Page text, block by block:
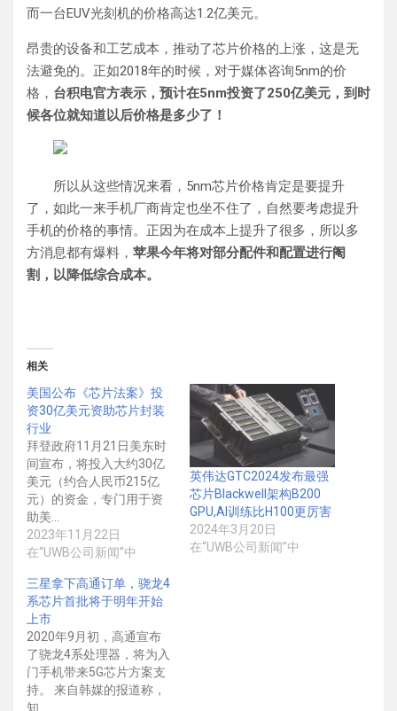
而一台EUV光刻机的价格高达1.2亿美元。
昂贵的设备和工艺成本，推动了芯片价格的上涨，这是无
法避免的。正如2018年的时候，对于媒体咨询5nm的价
格， 台积电官方表示，预计在5nm投资了250亿美元，到时
候各位就知道以后价格是多少了！
所以从这些情况来看，5nm芯片价格肯定是要提升
了，如此一来手机厂商肯定也坐不住了，自然要考虑提升
手机的价格的事情。正因为在成本上提升了很多，所以多
方消息都有爆料， 苹果今年将对部分配件和配置进行阉
割，以降低综合成本。
相关
美国公布《芯片法案》投
资30亿美元资助芯片封装
行业
拜登政府11月21日美东时
间宣布，将投入大约30亿
美元（约合人民币215亿
元）的资金，专门用于资
助美…
2023年11月22日
在“UWB公司新闻”中
英伟达GTC2024发布最强
芯片Blackwell架构B200
GPU,AI训练比H100更厉害
2024年3月20日
在“UWB公司新闻”中
三星拿下高通订单，骁龙4
系芯片首批将于明年开始
上市
2020年9月初，高通宣布
了骁龙4系处理器，将为入
门手机带来5G芯片方案支
持。 来自韩媒的报道称，
知…